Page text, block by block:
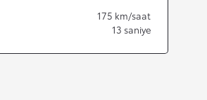
175 km/saat
13 saniye